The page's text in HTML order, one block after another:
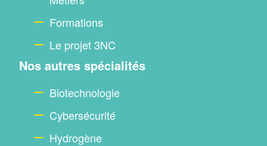
Formations
Le projet 3NC
Nos autres spécialités
Biotechnologie
Cybersécurité
Hydrogène